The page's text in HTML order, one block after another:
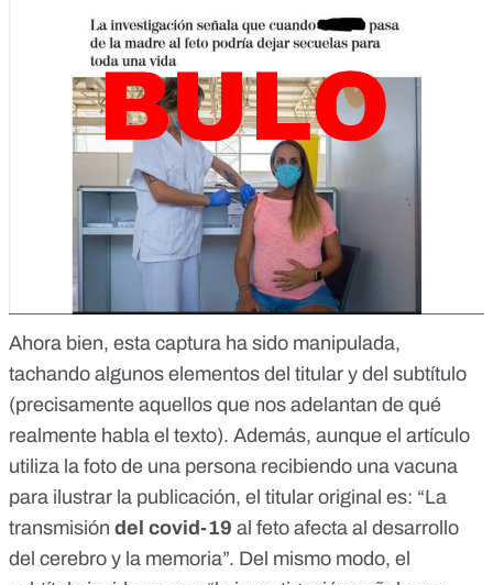
Ahora bien, esta captura ha sido manipulada,
tachando algunos elementos del titular y del subtítulo
(precisamente aquellos que nos adelantan de qué
realmente habla el texto). Además, aunque el artículo
utiliza la foto de una persona recibiendo una vacuna
para ilustrar la publicación, el titular original es: “La
transmisión del covid-19 al feto afecta al desarrollo
del cerebro y la memoria”. Del mismo modo, el